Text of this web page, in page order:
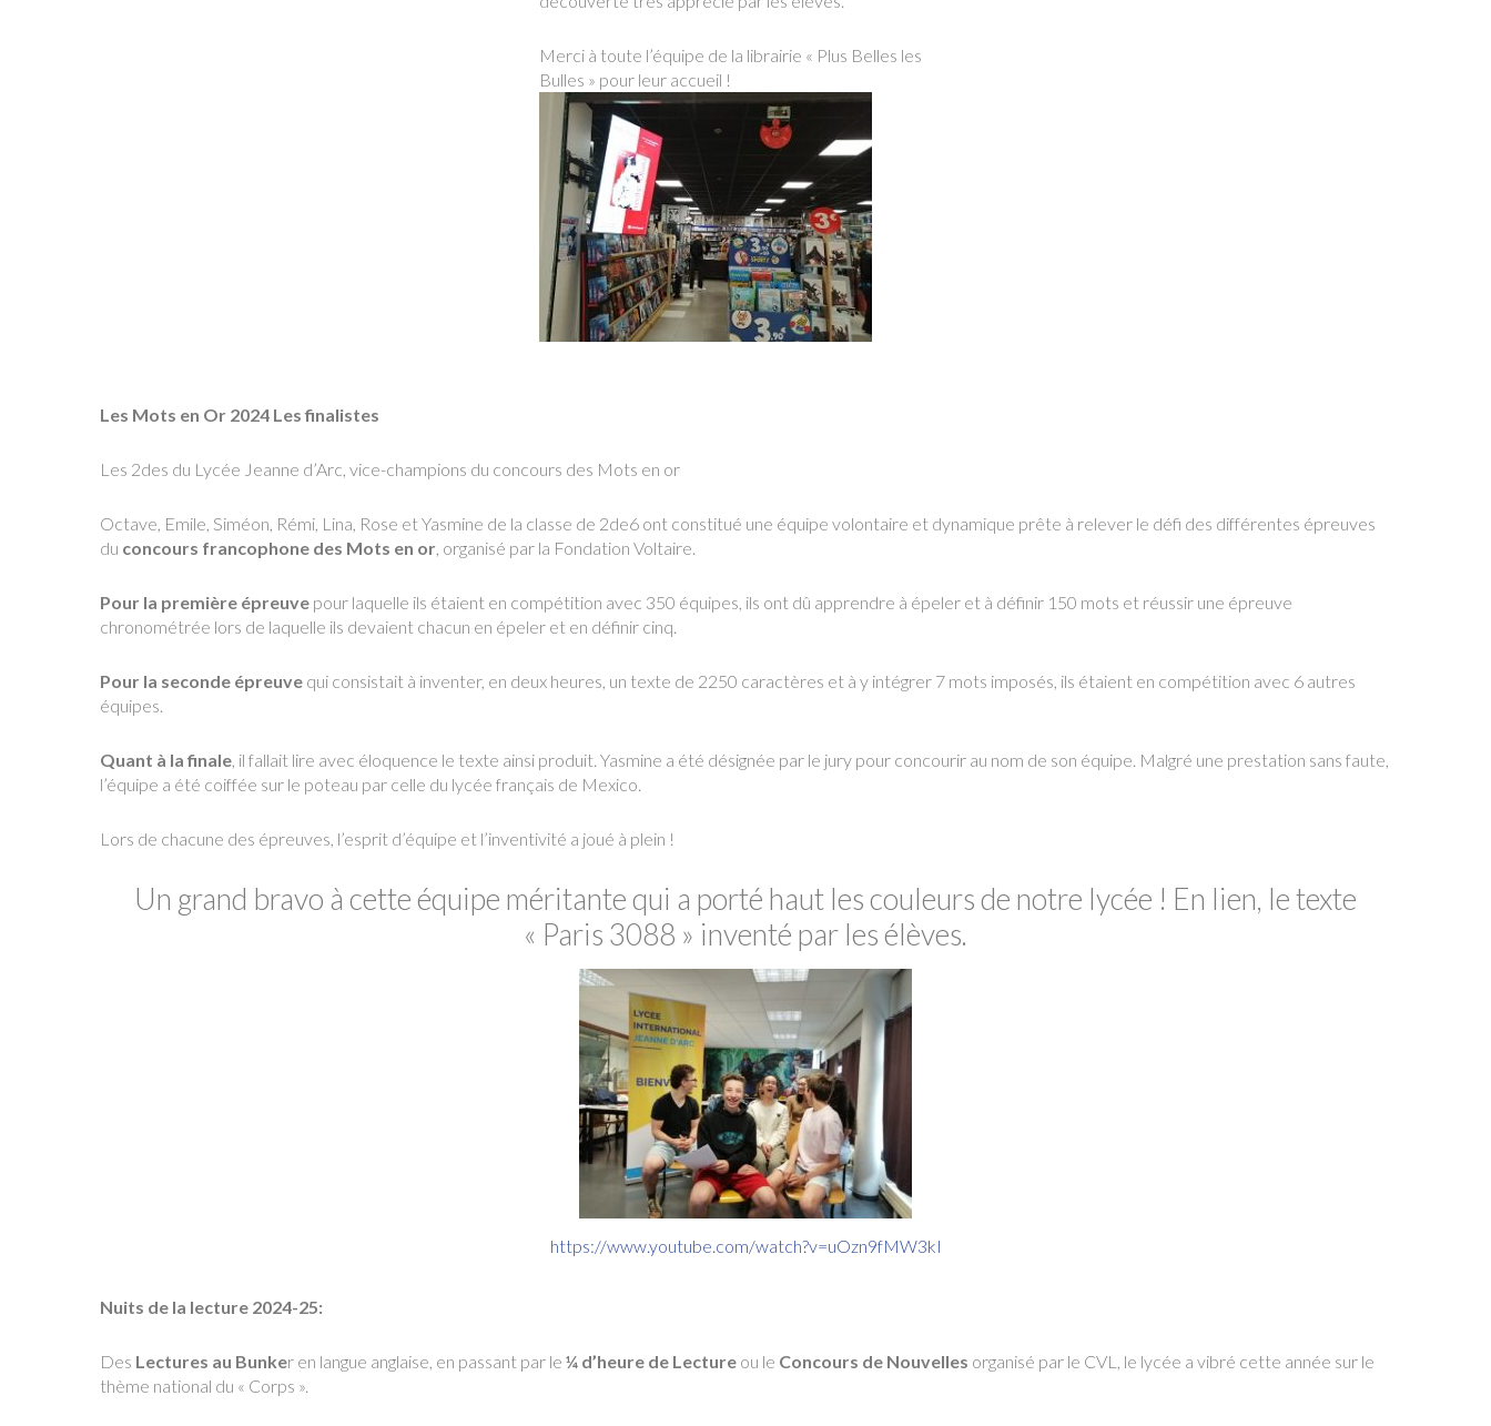
Merci à toute l’équipe de la librairie « Plus Belles les
Bulles » pour leur accueil !
Les Mots en Or 2024 Les finalistes
Les 2des du Lycée Jeanne d’Arc, vice-champions du concours des Mots en or
Octave, Emile, Siméon, Rémi, Lina, Rose et Yasmine de la classe de 2de6 ont constitué une équipe volontaire et dynamique prête à relever le défi des différentes épreuves
du concours francophone des Mots en or, organisé par la Fondation Voltaire.
Pour la première épreuve pour laquelle ils étaient en compétition avec 350 équipes, ils ont dû apprendre à épeler et à définir 150 mots et réussir une épreuve
chronométrée lors de laquelle ils devaient chacun en épeler et en définir cinq.
Pour la seconde épreuve qui consistait à inventer, en deux heures, un texte de 2250 caractères et à y intégrer 7 mots imposés, ils étaient en compétition avec 6 autres
équipes.
Quant à la finale, il fallait lire avec éloquence le texte ainsi produit. Yasmine a été désignée par le jury pour concourir au nom de son équipe. Malgré une prestation sans faute,
l’équipe a été coiffée sur le poteau par celle du lycée français de Mexico.
Lors de chacune des épreuves, l’esprit d’équipe et l’inventivité a joué à plein !
Un grand bravo à cette équipe méritante qui a porté haut les couleurs de notre lycée ! En lien, le texte
« Paris 3088 » inventé par les élèves.
https://www.youtube.com/watch?v=uOzn9fMW3kI
Nuits de la lecture 2024-25:
Des Lectures au Bunker en langue anglaise, en passant par le¼ d’heure de Lecture ou le Concours de Nouvelles organisé par le CVL, le lycée a vibré cette année sur le
thème national du « Corps ».